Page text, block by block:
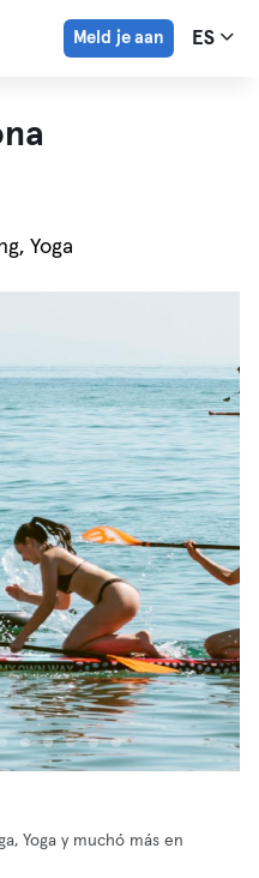
Meld je aan ES
Yoga
Yoga y muchó más en